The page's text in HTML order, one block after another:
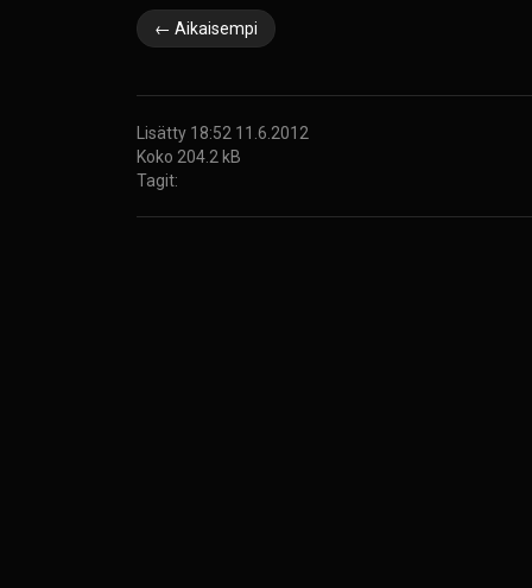
← Aikaisempi
Lisätty 18:52 11.6.2012
Koko 204.2 kB
Tagit: